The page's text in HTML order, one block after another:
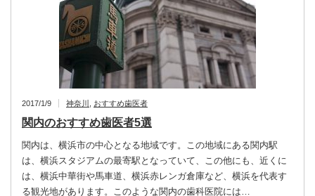
2017/1/9 神奈川 おすすめ歯医者
関内のおすすめ歯医者5選
関内は、横浜市の中心となる地域です。この地域にある関内駅
は、横浜スタジアムの最寄駅となっていて、この他にも、近くに
は、横浜中華街や馬車道、横浜赤レンガ倉庫など、横浜を代表す
る観光地があります。このような関内の歯科医院には…